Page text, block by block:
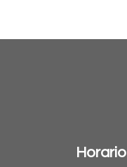
Horario